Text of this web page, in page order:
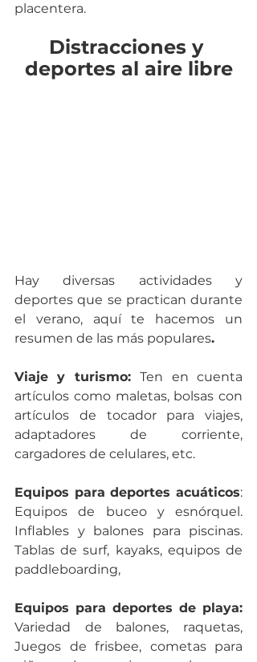
placentera.
Distracciones y
deportes al aire libre
Hay diversas actividades y
deportes que se practican durante
el verano, aquí te hacemos un
resumen de las más populares.
Viaje y turismo: Ten en cuenta
artículos como maletas, bolsas con
artículos de tocador para viajes,
adaptadores de corriente,
cargadores de celulares, etc.
Equipos para deportes acuáticos:
Equipos de buceo y esnórquel.
Inflables y balones para piscinas.
Tablas de surf, kayaks, equipos de
paddleboarding,
Equipos para deportes de playa:
Variedad de balones, raquetas,
Juegos de frisbee, cometas para